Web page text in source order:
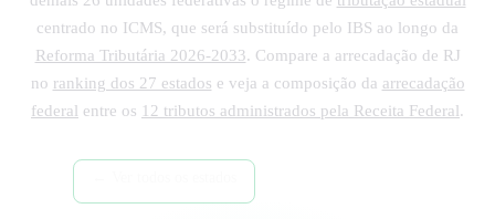
centrado no ICMS, que será substituído pelo IBS ao longo da
Reforma Tributária 2026-2033. Compare a arrecadação de RJ
no ranking dos 27 estados e veja a composição da arrecadação
federal entre os 12 tributos administrados pela Receita Federal.